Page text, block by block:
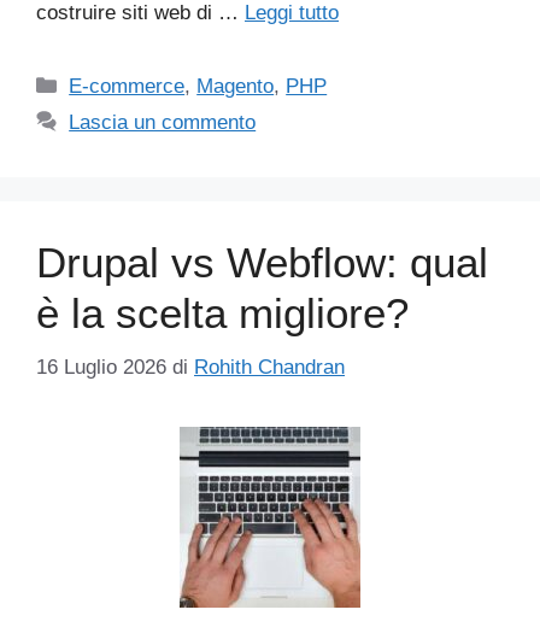
costruire siti web di … Leggi tutto
Categorie
E-commerce, Magento, PHP
Lascia un commento
Drupal vs Webflow: qual
è la scelta migliore?
16 Luglio 2026 di Rohith Chandran